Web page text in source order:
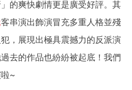
的爽快劇情更是廣受好評。其
客串演出飾演冒充多重人格並殘
，展現出極具震撼力的反派演
去的作品也紛紛被起底！我們
~